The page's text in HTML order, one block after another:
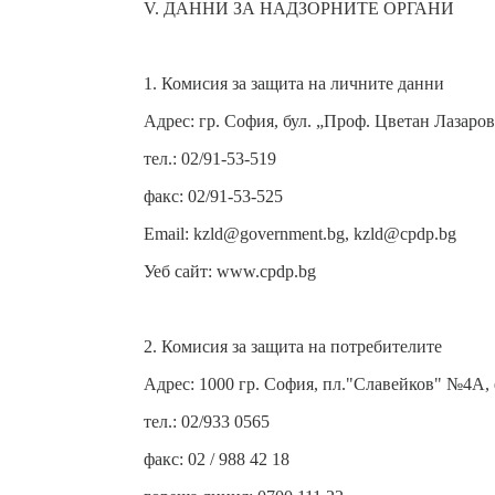
V. ДАННИ ЗА НАДЗОРНИТЕ ОРГАНИ
1. Комисия за защита на личните данни
Адрес: гр. София, бул. „Проф. Цветан
тел.: 02/91-53-519
факс: 02/91-53-525
Email: kzld@government.bg, kzld@cpdp.bg
Уеб сайт: www.cpdp.bg
2. Комисия за защита на потребителите
Адрес: 1000 гр. София, пл."Славейков" №4А,
тел.: 02/933 0565
факс: 02 / 988 42 18